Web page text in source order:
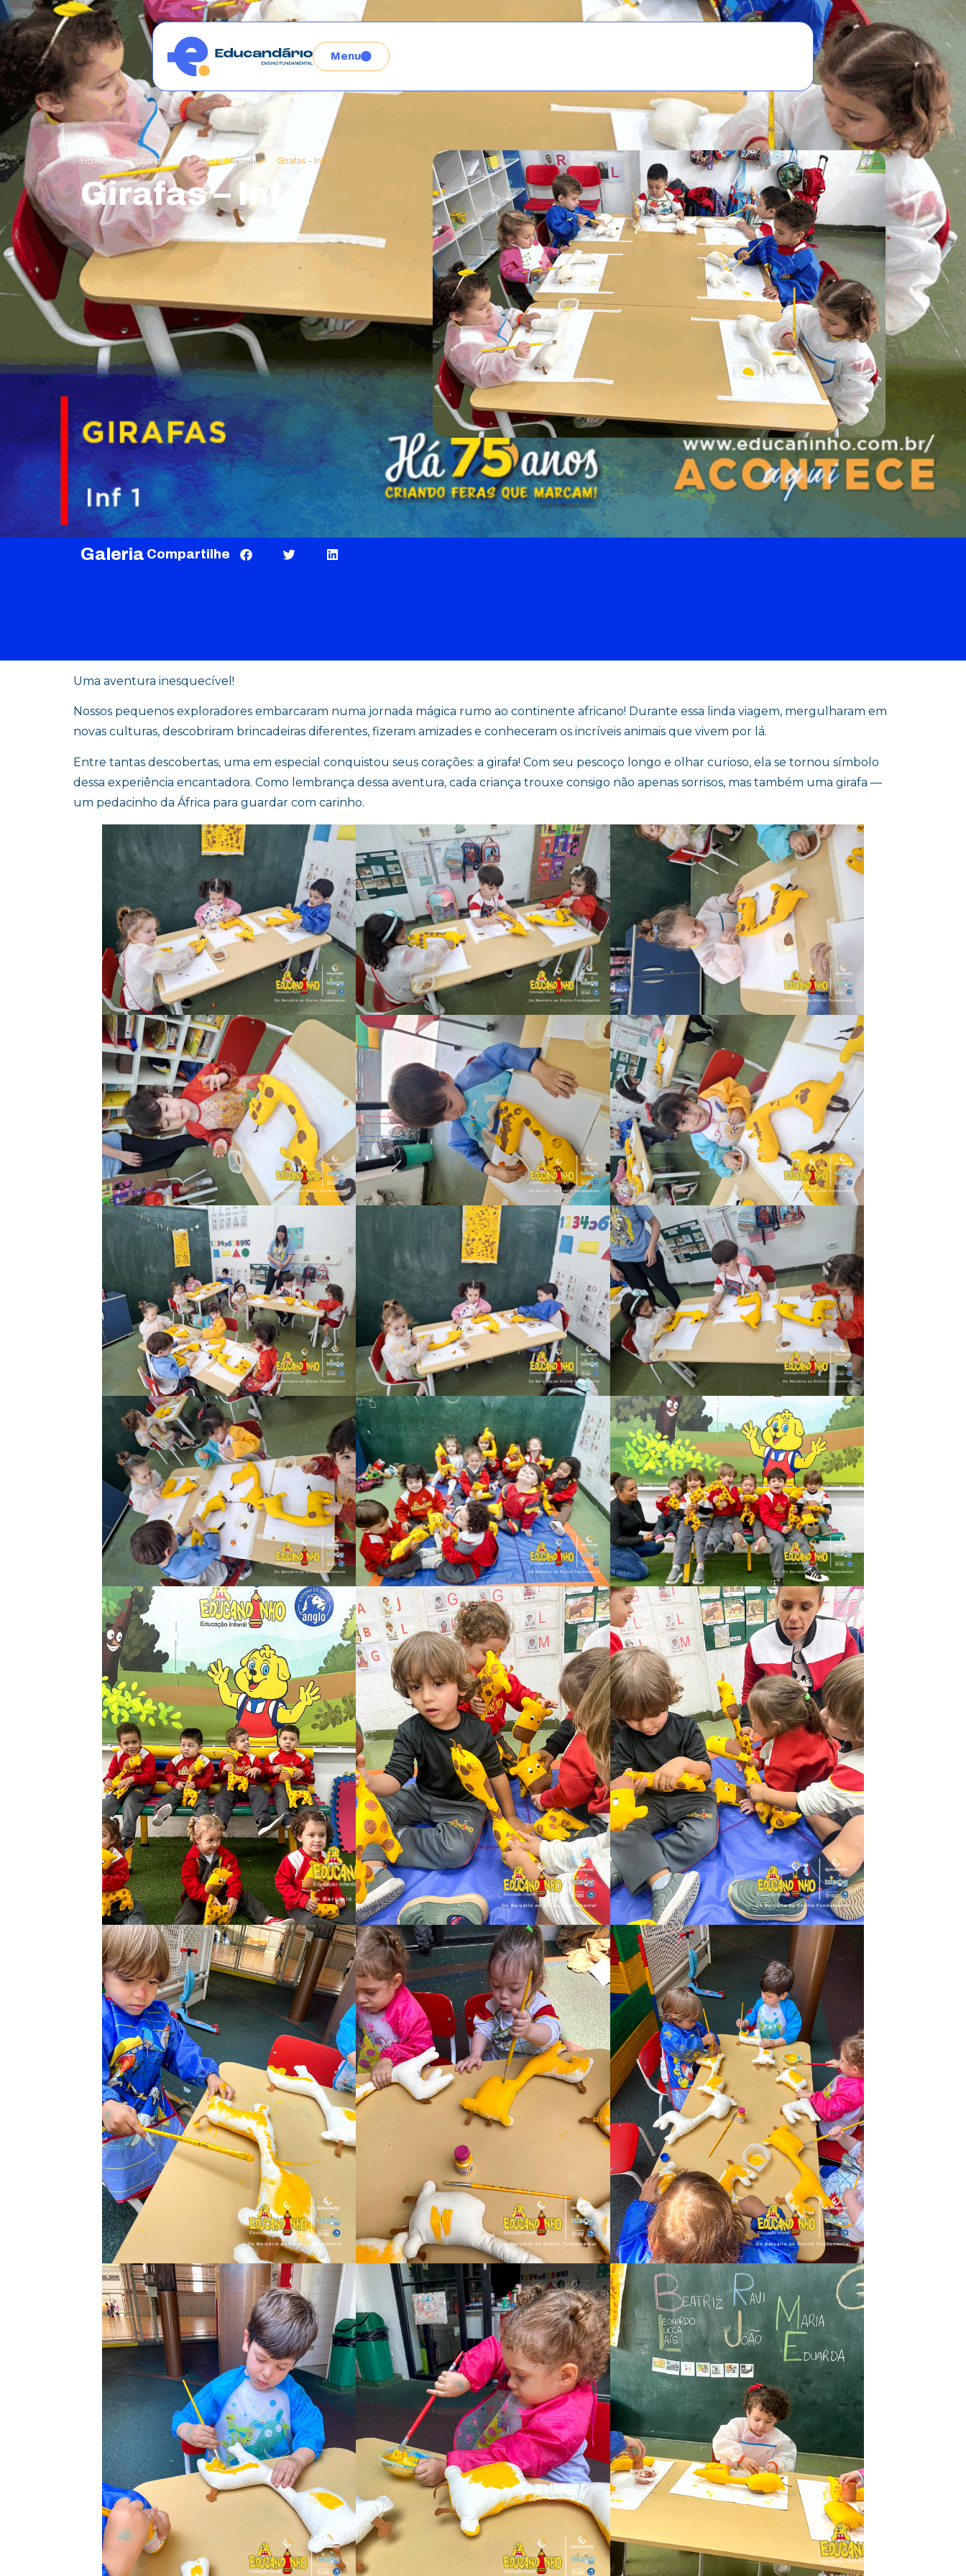
Menu
Home Educandinho Acontece Aqui Girafas – Inf 1
Girafas – Inf 1
Galeria Compartilhe
Uma aventura inesquecível!
Nossos pequenos exploradores embarcaram numa jornada mágica rumo ao continente africano! Durante essa linda viagem, mergulharam em
novas culturas, descobriram brincadeiras diferentes, fizeram amizades e conheceram os incríveis animais que vivem por lá.
Entre tantas descobertas, uma em especial conquistou seus corações: a girafa! Com seu pescoço longo e olhar curioso, ela se tornou símbolo
dessa experiência encantadora. Como lembrança dessa aventura, cada criança trouxe consigo não apenas sorrisos, mas também uma girafa —
um pedacinho da África para guardar com carinho.